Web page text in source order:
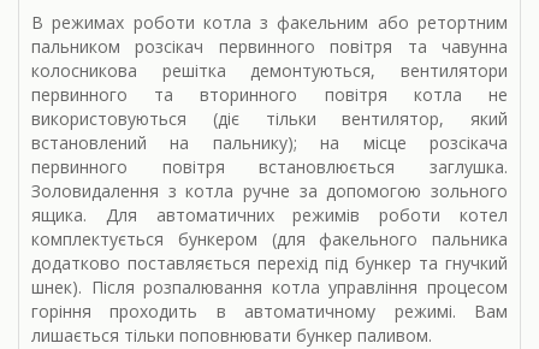
В режимах роботи котла з факельним або ретортним
пальником розсікач первинного повітря та чавунна
колосникова решітка демонтуються, вентилятори
первинного та вторинного повітря котла не
використовуються (діє тільки вентилятор, який
встановлений на пальнику); на місце розсікача
первинного повітря встановлюється заглушка.
Золовидалення з котла ручне за допомогою зольного
ящика. Для автоматичних режимів роботи котел
комплектується бункером (для факельного пальника
додатково поставляється перехід під бункер та гнучкий
шнек). Після розпалювання котла управління процесом
горіння проходить в автоматичному режимі. Вам
лишається тільки поповнювати бункер паливом.